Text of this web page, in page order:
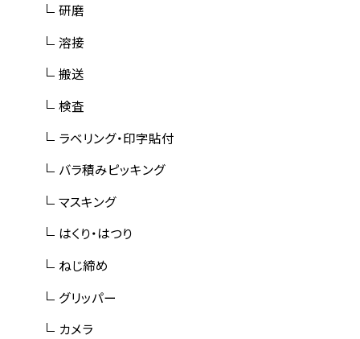
研磨
溶接
搬送
検査
ラベリング・印字貼付
バラ積みピッキング
マスキング
はくり・はつり
ねじ締め
グリッパー
カメラ